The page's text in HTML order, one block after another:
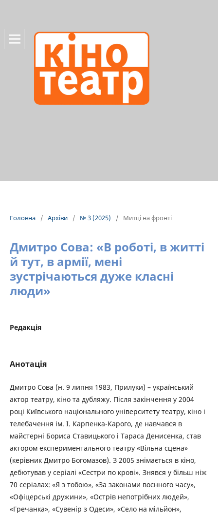
Головна / Архіви / № 3 (2025) / Митці на фронті
Дмитро Сова: «В роботі, в житті
й тут, в армії, мені
зустрічаються дуже класні
люди»
Редакція
Анотація
Дмитро Сова (н. 9 липня 1983, Прилуки) – український
актор театру, кіно та дубляжу. Після закінчення у 2004
році Київського національного університету театру, кіно і
телебачення ім. І. Карпенка-Карого, де навчався в
майстерні Бориса Ставицького і Тараса Денисенка, став
актором експериментального театру «Вільна сцена»
(керівник Дмитро Богомазов). З 2005 знімається в кіно,
дебютував у серіалі «Сестри по крові». Знявся у більш ніж
70 серіалах: «Я з тобою», «За законами воєнного часу»,
«Офіцерські дружини», «Острів непотрібних людей»,
«Гречанка», «Сувенір з Одеси», «Село на мільйон»,